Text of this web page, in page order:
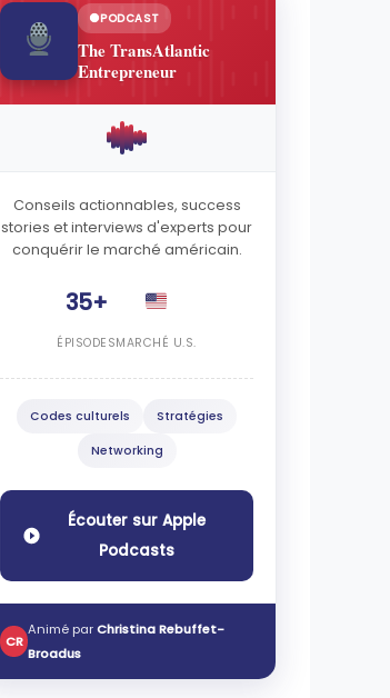
PODCAST
The TransAtlantic
Entrepreneur
Conseils actionnables, success
stories et interviews d'experts pour
conquérir le marché américain.
35+
ÉPISODESMARCHÉ U.S.
Codes culturels Stratégies
Networking
Écouter sur Apple
Podcasts
CR
Animé parChristina Rebuffet-
Broadus